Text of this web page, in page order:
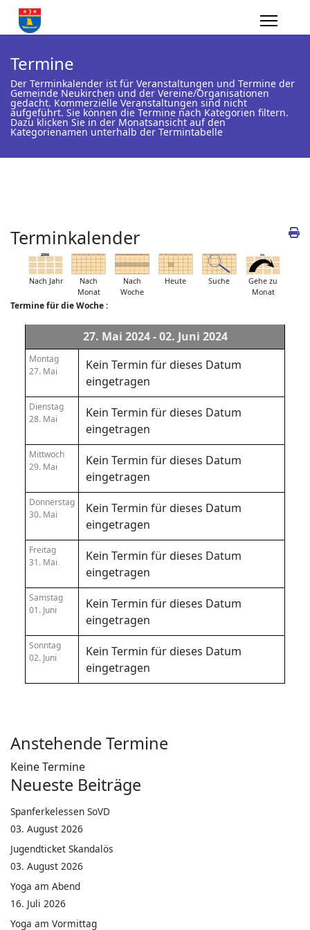
Termine
Der Terminkalender ist für Veranstaltungen und Termine der
Gemeinde Neukirchen und der Vereine/Organisationen
gedacht. Kommerzielle Veranstaltungen sind nicht
aufgeführt. Sie können die Termine nach Kategorien filtern.
Dazu klicken Sie in der Monatsansicht auf den
Kategorienamen unterhalb der Termintabelle
Terminkalender
Nach Jahr
Nach
Monat
Nach
Woche
Heute Suche
Gehe zu
Monat
Termine für die Woche :
27. Mai 2024 - 02. Juni 2024
Montag
27. Mai
Kein Termin für dieses Datum
eingetragen
Dienstag
28. Mai
Kein Termin für dieses Datum
eingetragen
Mittwoch
29. Mai
Kein Termin für dieses Datum
eingetragen
Donnerstag
30. Mai
Kein Termin für dieses Datum
eingetragen
Freitag
31. Mai
Kein Termin für dieses Datum
eingetragen
Samstag
01. Juni
Kein Termin für dieses Datum
eingetragen
Sonntag
02. Juni
Kein Termin für dieses Datum
eingetragen
Anstehende Termine
Keine Termine
Neueste Beiträge
Spanferkelessen SoVD
03. August 2026
Jugendticket Skandalös
03. August 2026
Yoga am Abend
16. Juli 2026
Yoga am Vormittag